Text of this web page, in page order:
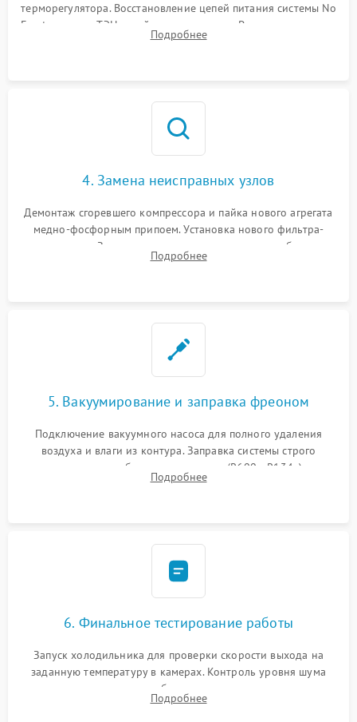
терморегулятора. Восстановление цепей питания системы No
Frost, включая ТЭН оттайки и вентилятор. Ремонт или замена
платы управления при сбоях алгоритмов.
Подробнее
4. Замена неисправных узлов
Демонтаж сгоревшего компрессора и пайка нового агрегата
медно-фосфорным припоем. Установка нового фильтра-
осушителя. Замена изношенных вентиляторов обдува,
сломанных заслонок или поврежденных дверных петель.
Подробнее
5. Вакуумирование и заправка фреоном
Подключение вакуумного насоса для полного удаления
воздуха и влаги из контура. Заправка системы строго
дозированным объемом хладагента (R600a, R134a) по
электронным весам. Контроль рабочего давления в системе.
Подробнее
6. Финальное тестирование работы
Запуск холодильника для проверки скорости выхода на
заданную температуру в камерах. Контроль уровня шума
компрессора, отсутствия обмерзания стенок и корректного
срабатывания системы автоматической оттайки.
Подробнее